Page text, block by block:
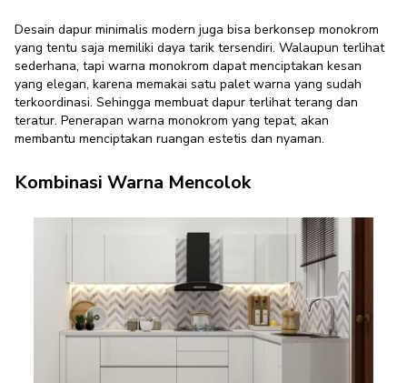
Desain dapur minimalis modern juga bisa berkonsep monokrom
yang tentu saja memiliki daya tarik tersendiri. Walaupun terlihat
sederhana, tapi warna monokrom dapat menciptakan kesan
yang elegan, karena memakai satu palet warna yang sudah
terkoordinasi. Sehingga membuat dapur terlihat terang dan
teratur. Penerapan warna monokrom yang tepat, akan
membantu menciptakan ruangan estetis dan nyaman.
Kombinasi Warna Mencolok